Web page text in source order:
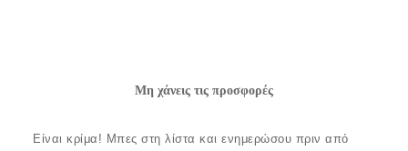
Μη χάνεις τις προσφορές
Είναι κρίμα! Μπες στη λίστα και ενημερώσου πριν από